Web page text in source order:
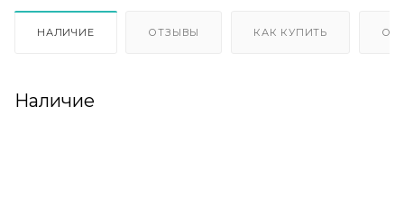
НАЛИЧИЕ ОТЗЫВЫ КАК КУПИТЬ
Наличие